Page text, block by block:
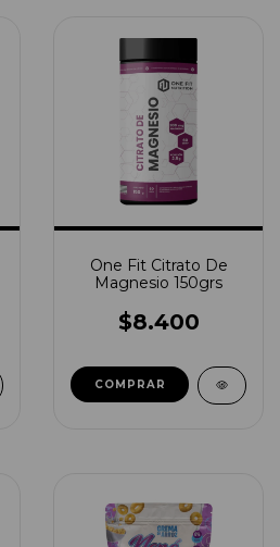
One Fit Citrato De
Magnesio 150grs
$8.400